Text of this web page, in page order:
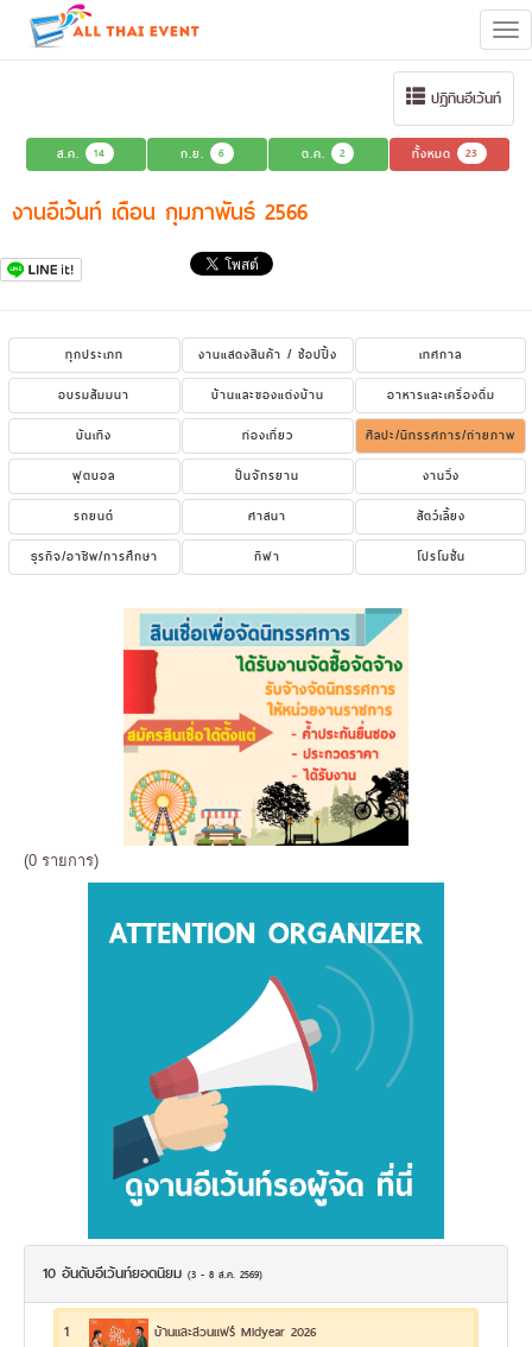
ปฏิทินอีเว้นท์
ส.ค. 14 ก.ย. 6 ต.ค. 2 ทั้งหมด 23
งานอีเว้นท์ เดือน กุมภาพันธ์ 2566
ทุกประเภท งานแสดงสินค้า / ช้อปปิ้ง
เทศกาล
อบรมสัมมนา
บ้านและของแต่งบ้าน
อาหารและเครื่องดื่ม
บันเทิง
ท่องเที่ยว
ศิลปะ/นิทรรศการ/ถ่ายภาพ
ฟุตบอล
ปั่นจักรยาน
งานวิ่ง
รถยนต์
ศาสนา
สัตว์เลี้ยง
ธุรกิจ/อาชีพ/การศึกษา
กีฬา โปรโมชั่น
(0 รายการ)
10 อันดับอีเว้นท์ยอดนิยม (3 - 8 ส.ค. 2569)
1 บ้านและสวนแฟร์ Midyear 2026